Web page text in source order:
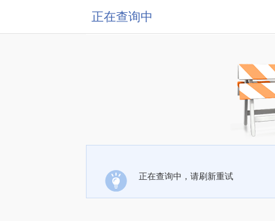
正在查询中
正在查询中，请刷新重试